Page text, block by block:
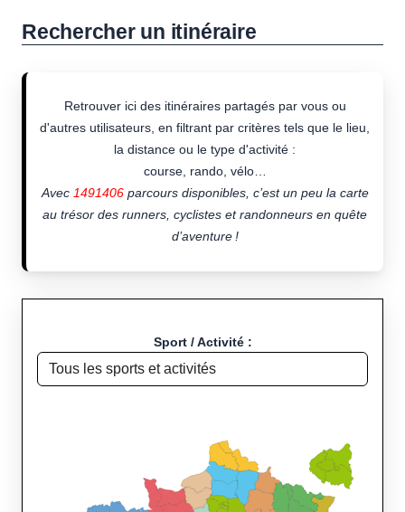
Rechercher un itinéraire
Retrouver ici des itinéraires partagés par vous ou
d'autres utilisateurs, en filtrant par critères tels que le lieu,
la distance ou le type d'activité :
course, rando, vélo…
Avec 1491406parcours disponibles, c’est un peu la carte
au trésor des runners, cyclistes et randonneurs en quête
d’aventure !
Sport / Activité :